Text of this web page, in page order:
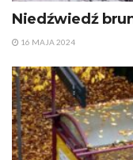
Niedźwiedź
16 MAJA 2024